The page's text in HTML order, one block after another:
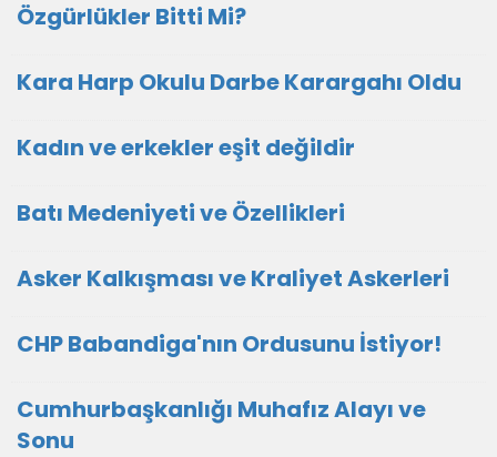
Özgürlükler Bitti Mi?
Kara Harp Okulu Darbe Karargahı Oldu
Kadın ve erkekler eşit değildir
Batı Medeniyeti ve Özellikleri
Asker Kalkışması ve Kraliyet Askerleri
CHP Babandiga'nın Ordusunu İstiyor!
Cumhurbaşkanlığı Muhafız Alayı ve
Sonu